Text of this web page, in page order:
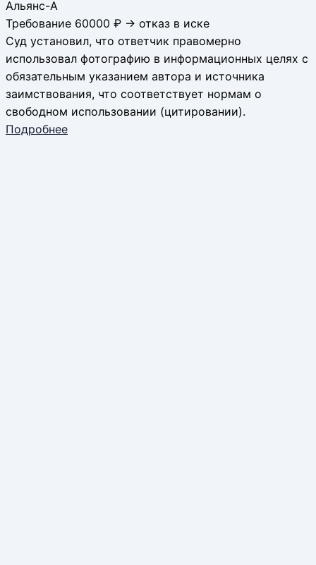
Альянс-А
Требование 60000 ₽ → отказ в иске
Суд установил, что ответчик правомерно
использовал фотографию в информационных целях с
обязательным указанием автора и источника
заимствования, что соответствует нормам о
свободном использовании (цитировании).
Подробнее